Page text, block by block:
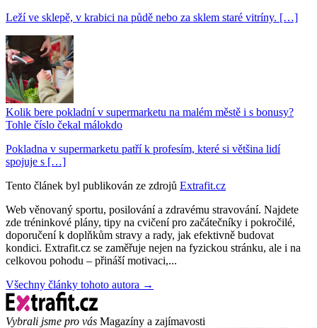
Leží ve sklepě, v krabici na půdě nebo za sklem staré vitríny. […]
Kolik bere pokladní v supermarketu na malém městě i s bonusy?
Tohle číslo čekal málokdo
Pokladna v supermarketu patří k profesím, které si většina lidí
spojuje s […]
Tento článek byl publikován ze zdrojů Extrafit.cz
Web věnovaný sportu, posilování a zdravému stravování. Najdete
zde tréninkové plány, tipy na cvičení pro začátečníky i pokročilé,
doporučení k doplňkům stravy a rady, jak efektivně budovat
kondici. Extrafit.cz se zaměřuje nejen na fyzickou stránku, ale i na
celkovou pohodu – přináší motivaci,...
Všechny články tohoto autora →
Vybrali jsme pro vás Magazíny a zajímavosti